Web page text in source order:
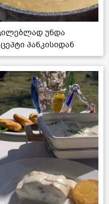
უნდა
პანკისიდან